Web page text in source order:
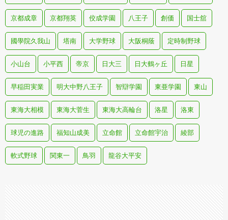
京都成章 京都翔英 佼成学園 八王子 創価 国士舘
國學院久我山 塔南 大学野球 大阪桐蔭 定時制野球
小山台 小平西 帝京 日大三 日大鶴ヶ丘 日星
早稲田実業 明大中野八王子 智辯学園 東亜学園 東山
東海大相模 東海大菅生 東海大高輪台 洛星 洛東
球児の進路 福知山成美 立命館 立命館宇治 綾部
軟式野球 関東一 鳥羽 龍谷大平安